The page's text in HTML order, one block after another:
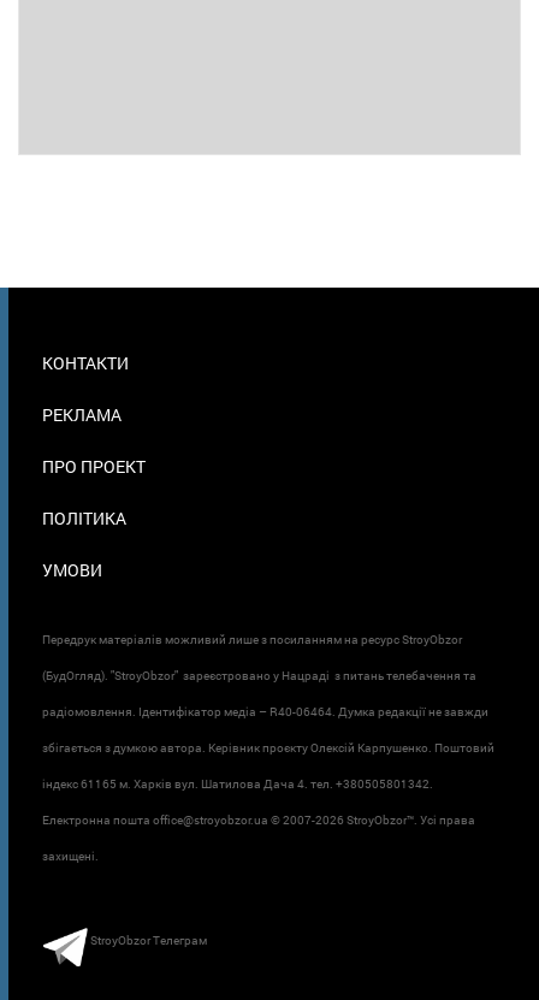
В
КОНТАКТИ
РЕКЛАМА
ПРО ПРОЕКТ
ПОЛІТИКА
УМОВИ
Передрук матеріалів можливий лише з посиланням на ресурс StroyObzor
(БудОгляд). "StroyObzor" зареєстровано у Нацраді з питань телебачення та
радіомовлення. Ідентифікатор медіа – R40-06464. Думка редакції не завжди
збігається з думкою автора. Керівник проєкту Олексій Карпушенко. Поштовий
індекс 61165 м. Харків вул. Шатилова Дача 4. тел. +380505801342.
Електронна пошта office@stroyobzor.ua © 2007-2026 StroyObzor™. Усі права
захищені.
StroyObzor Телеграм